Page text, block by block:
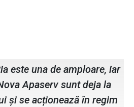
este una de amploare, iar
Apaserv sunt deja la
și se acționează în regim